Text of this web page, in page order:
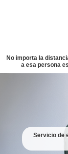
No importa la
a esa persona
Servicio de